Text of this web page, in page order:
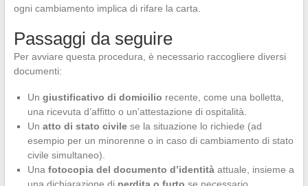
ogni cambiamento implica di rifare la carta.
Passaggi da seguire
Per avviare questa procedura, è necessario raccogliere diversi
documenti:
Un giustificativo di domicilio recente, come una bolletta,
una ricevuta d’affitto o un’attestazione di ospitalità.
Un atto di stato civilese la situazione lo richiede (ad
esempio per un minorenne o in caso di cambiamento di stato
civile simultaneo).
Una fotocopia del documento d’identitàattuale, insieme a